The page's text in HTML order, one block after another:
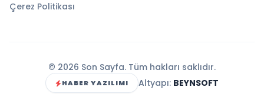
Çerez Politikası
© 2026 Son Sayfa. Tüm hakları saklıdır.
HABER YAZILIMI Altyapı: BEYNSOFT